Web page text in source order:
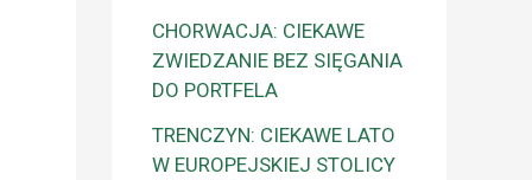
CHORWACJA: CIEKAWE
ZWIEDZANIE BEZ SIĘGANIA
DO PORTFELA
TRENCZYN: CIEKAWE LATO
W EUROPEJSKIEJ STOLICY